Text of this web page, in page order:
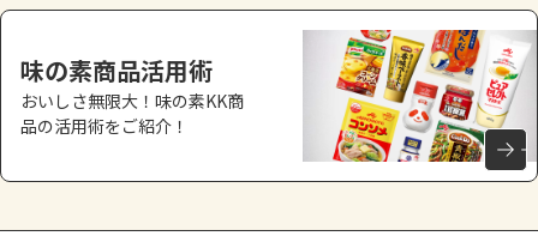
味の素商品活用術
おいしさ無限大！味の素KK商
品の活用術をご紹介！